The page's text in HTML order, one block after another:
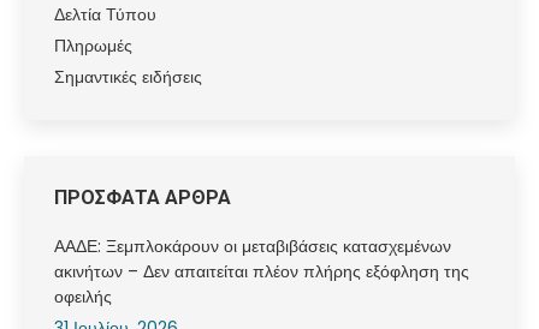
Δελτία Τύπου
Πληρωμές
Σημαντικές ειδήσεις
ΠΡΟΣΦΑΤΑ ΑΡΘΡΑ
ΑΑΔΕ: Ξεμπλοκάρουν οι μεταβιβάσεις κατασχεμένων
ακινήτων – Δεν απαιτείται πλέον πλήρης εξόφληση της
οφειλής